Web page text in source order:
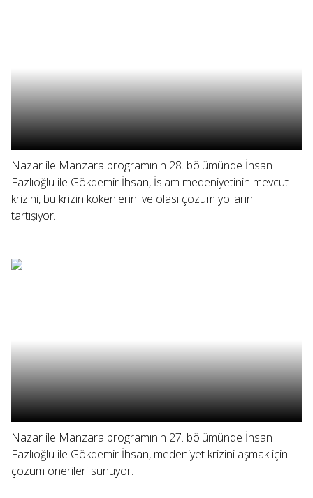
Nazar ile Manzara programının 28. bölümünde İhsan
Fazlıoğlu ile Gökdemir İhsan, İslam medeniyetinin mevcut
krizini, bu krizin kökenlerini ve olası çözüm yollarını
tartışıyor.
Nazar ile Manzara programının 27. bölümünde İhsan
Fazlıoğlu ile Gökdemir İhsan, medeniyet krizini aşmak için
çözüm önerileri sunuyor.